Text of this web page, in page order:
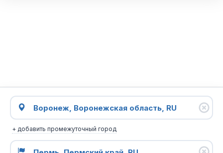
+ добавить промежуточный город